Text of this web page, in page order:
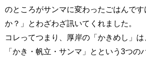
のところがサンマに変わったごはんで
か？」とわざわざ訊いてくれました。
コレってつまり、厚岸の「かきめし」は
「かき・帆立・サンマ」とという3つの